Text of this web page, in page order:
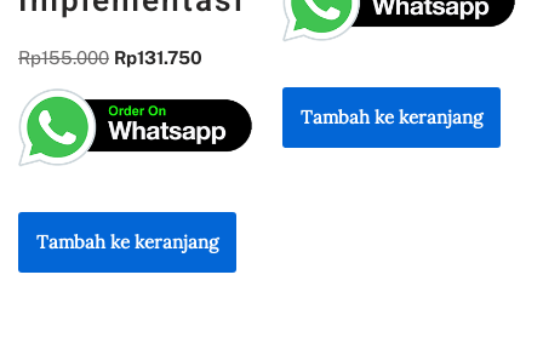
Tambah ke keranjang
Rp300.000 Rp255.000